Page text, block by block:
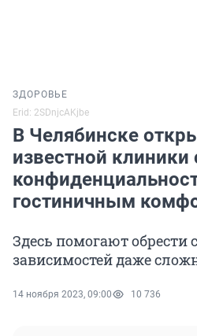
ЗДОРОВЬЕ
Erid: 2SDnjcAKjbe
В Челябинске
известной клиники
гостиничным
Здесь помогают обрести
зависимостей даже
14 ноября 2023, 09:00 10 736